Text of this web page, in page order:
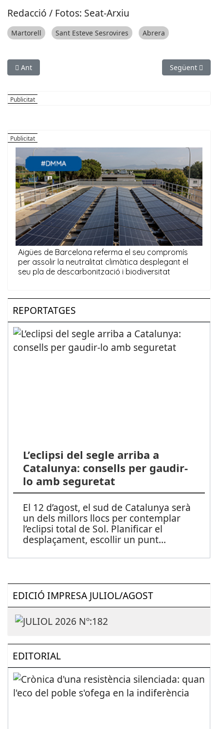
Redacció / Fotos: Seat-Arxiu
Martorell Sant Esteve Sesrovires Abrera
Article anterior: Sant Vicenç habilita un espai per al dol
Ant Article
Següent
REPORTATGES
L’eclipsi del segle arriba a
Catalunya: consells per gaudir-
lo amb seguretat
El 12 d’agost, el sud de Catalunya serà
un dels millors llocs per contemplar
l’eclipsi total de Sol. Planificar el
desplaçament, escollir un punt...
EDICIÓ IMPRESA JULIOL/AGOST
EDITORIAL